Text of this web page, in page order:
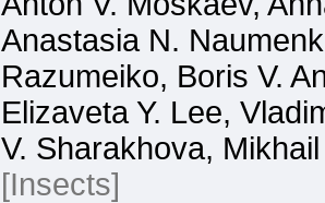
Anastasia N.
Razumeiko, Boris V.
Elizaveta Y. Lee,
V. Sharakhova,
[Insects]